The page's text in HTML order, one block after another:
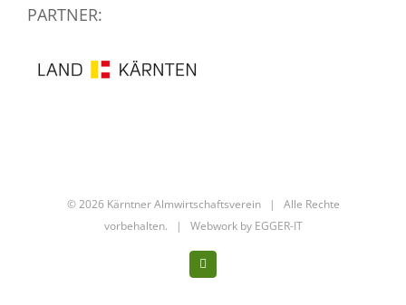
PARTNER:
©2026 Kärntner Almwirtschaftsverein | Alle Rechte
vorbehalten. | Webwork by EGGER-IT
Facebook